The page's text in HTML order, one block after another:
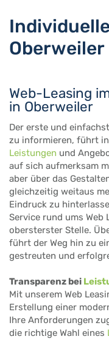
Oberweiler
Web-Leasing
in Oberweiler
Der erste und
zu informieren, führt
Leistungen und
auf sich aufmerksam
aber über das
gleichzeitig weitaus
Eindruck zu
Service rund ums Web
obersterster Stelle.
führt der Weg hin zu
gestreuten und
Transparenz bei
Mit unserem Web
Erstellung einer
Ihre Anforderungen
die richtige Wahl eines